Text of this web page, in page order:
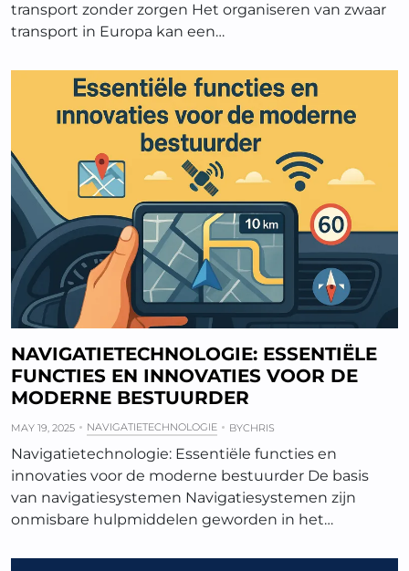
transport zonder zorgen Het organiseren van zwaar
transport in Europa kan een…
NAVIGATIETECHNOLOGIE: ESSENTIËLE
FUNCTIES EN INNOVATIES VOOR DE
MODERNE BESTUURDER
MAY 19, 2025 NAVIGATIETECHNOLOGIE BYCHRIS
Navigatietechnologie: Essentiële functies en
innovaties voor de moderne bestuurder De basis
van navigatiesystemen Navigatiesystemen zijn
onmisbare hulpmiddelen geworden in het…